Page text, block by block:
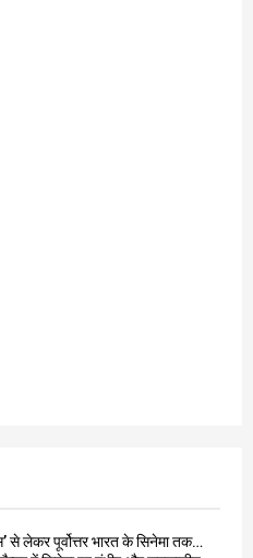
से लेकर पूर्वोत्तर भारत के सिनेमा तक…